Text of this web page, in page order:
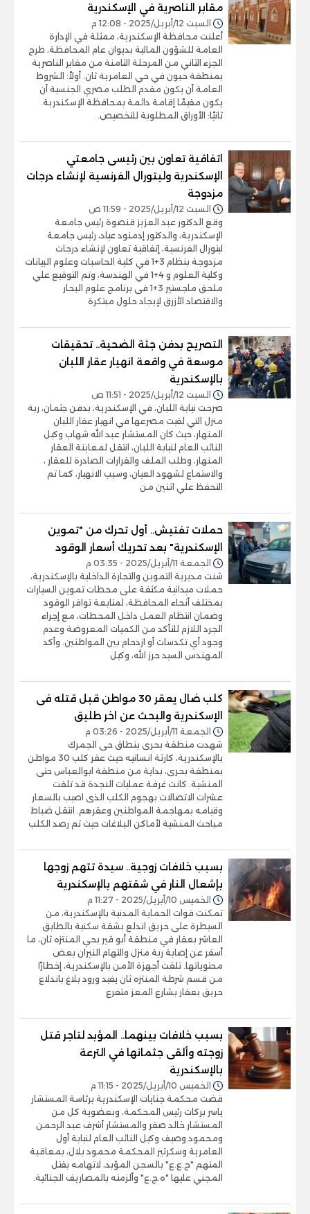
مقابر الناصرية في الإسكندرية
السبت 12/أبريل/2025 - 12:08 م
أعلنت محافظة الإسكندرية، ممثلة في الإدارة
العامة للشؤون المالية بديوان عام المحافظة، طرح
الجزء الثاني من المرحلة الثامنة من مقابر الناصرية
بمنطقة حبون في حي العامرية ثان. أولاً: الشروط
العامة أن يكون مقدم الطلب مصري الجنسية أن
يكون مقيمًا إقامة دائمة بمحافظة الإسكندرية.
ثانيًا: الأوراق المطلوبة للتخصيص.
اتفاقية تعاون بين رئيسى جامعتي
الإسكندرية وليتورال الفرنسية لإنشاء درجات
مزدوجة
السبت 12/أبريل/2025 - 11:59 ص
وقع الدكتور عبد العزيز قنصوة رئيس جامعة
الإسكندرية، والدكتور إدمنود عياد، رئيس جامعة
ليتورال الفرنسية، إتفاقية تعاون لإنشاء درجات
مزدوجة بنظام 3+1 في كلية الحاسبات وعلوم البيانات
وكلية العلوم و 4+1 في الهندسة، وتم التوقيع علي
ملحق ماجستير 3+1 فى برنامج علوم البحار
والاقتصاد الأزرق لإيجاد حلول مبتكرة
التصريح بدفن جثة الضحية.. تحقيقات
موسعة في واقعة انهيار عقار اللبان
بالإسكندرية
السبت 12/أبريل/2025 - 11:51 ص
صرحت نيابة اللبان، في الإسكندرية، بدفن جثمان، ربة
منزل التي لقيت مصرعها في انهيار عقار اللبان
المنهار، حيث كان المستشار عبد الله شهاب وكيل
النائب العام لنيابة اللبان، انتقل لمعاينة العقار
المنهار، وطلب الملف والقرارات الصادرة للعقار ،
والاستماع لشهود العيان، وسبب الانهيار، كما تم
التحفظ علي اثنين من
حملات تفتيش.. أول تحرك من "تموين
الإسكندرية" بعد تحريك أسعار الوقود
الجمعة 11/أبريل/2025 - 03:35 م
شنت مديرية التموين والتجارة الداخلية بالإسكندرية،
حملات ميدانية مكثفة على محطات تموين السيارات
بمختلف أنحاء المحافظة، لمتابعة توافر الوقود
وضمان انتظام العمل داخل المحطات، مع إجراء
الجرد اللازم للتأكد من الكميات المعروضة وعدم
وجود أي تكدسات أو ازدحام بين المواطنين. وأكد
المهندس السيد حرز الله، وكيل
كلب ضال يعقر 30 مواطن قبل قتله فى
الإسكندرية والبحث عن اخر طليق
الجمعة 11/أبريل/2025 - 03:26 م
شهدت منطقة بحرى بنطاق حى الجمرك
بالإسكندرية، كارثة انسانيه حيث عقر كلب 30 مواطن
بمنطقة بحرى، بداية من منطقة ابوالعباس حتى
المنشية. كانت غرفة عمليات النجدة قد تلقت
عشرات الاتصالات بهجوم الكلب الذى اصيب بالسعار
وقيامه بمهاجمة المواطنين وعقرهم. انتقل ضباط
مباحث المنشية لأماكن البلاغات حيث تم رصد الكلب
بسبب خلافات زوجية.. سيدة تتهم زوجها
بإشعال النار في شقتهم بالإسكندرية
الخميس 10/أبريل/2025 - 11:27 م
تمكنت قوات الحماية المدنية بالإسكندرية، من
السيطرة على حريق اندلع بشقة سكنية بالطابق
العاشر بعقار في منطقة أبو قير بحي المنتزه ثان، ما
أسفر عن إصابة ربة منزل والتهام النيران بعض
محتوياتها. تلقت أجهزة الأمن بالإسكندرية، إخطارًا
من قسم شرطة المنتزه ثان يفيد ورود بلاغ باندلاع
حريق بعقار بشارع المعز متفرع
بسبب خلافات بينهما.. المؤبد لتاجر قتل
زوجته وألقى جثمانها في الترعة
بالإسكندرية
الخميس 10/أبريل/2025 - 11:15 م
قضت محكمة جنايات الإسكندرية برئاسة المستشار
ياسر بركات رئيس المحكمة، وبعضوية كل من
المستشار خالد صقر والمستشار أشرف عبد الرحمن
ومحمود وصيف وكيل النائب العام لنيابة أول
العامرية وسكرتير المحكمة محمود بلال، بمعاقبة
المتهم "ح.ع.ع" بالسجن المؤبد، لاتهامه بقتل
المجني عليها "ه.ج.ع" وألزمته بالمصاريف الجنائية.